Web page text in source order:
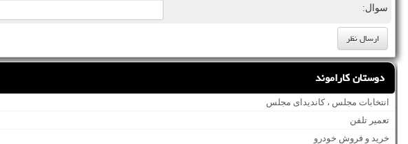
سوال:
دوستان کاراموند
انتخابات مجلس ، کاندیدای مجلس
تعمیر تلفن
خرید و فروش خودرو